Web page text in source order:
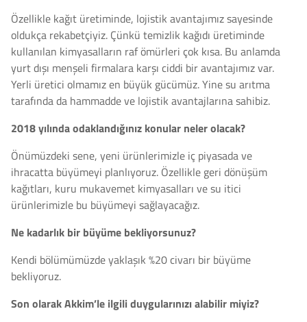
Özellikle kağıt üretiminde, lojistik avantajımız sayesinde
oldukça rekabetçiyiz. Çünkü temizlik kağıdı üretiminde
kullanılan kimyasalların raf ömürleri çok kısa. Bu anlamda
yurt dışı menşeli firmalara karşı ciddi bir avantajımız var.
Yerli üretici olmamız en büyük gücümüz. Yine su arıtma
tarafında da hammadde ve lojistik avantajlarına sahibiz.
2018 yılında odaklandığınız konular neler olacak?
Önümüzdeki sene, yeni ürünlerimizle iç piyasada ve
ihracatta büyümeyi planlıyoruz. Özellikle geri dönüşüm
kağıtları, kuru mukavemet kimyasalları ve su itici
ürünlerimizle bu büyümeyi sağlayacağız.
Ne kadarlık bir büyüme bekliyorsunuz?
Kendi bölümümüzde yaklaşık %20 civarı bir büyüme
bekliyoruz.
Son olarak Akkim’le ilgili duygularınızı alabilir miyiz?